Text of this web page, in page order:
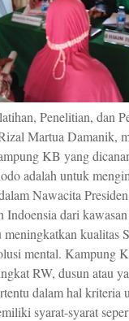
Penelitian, dan
Martua Damanik,
KB yang
adalah untuk
Nawacita
Indoensia dari
meningkatkan kualitas
mental. Kampung
RW, dusun atau
dalam hal kriteria
syarat-syarat